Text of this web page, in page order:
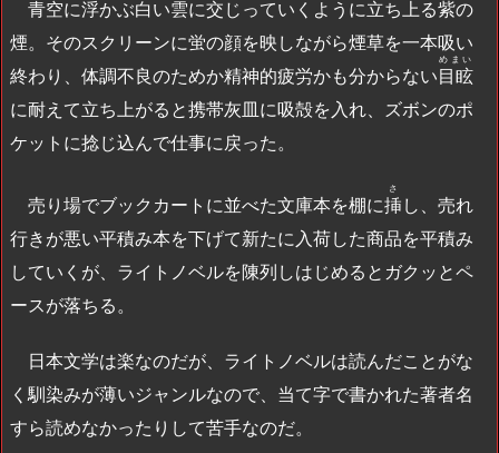
青空に浮かぶ白い雲に交じっていくように立ち上る紫の
煙。そのスクリーンに蛍の顔を映しながら煙草を一本吸い
終わり、体調不良のためか精神的疲労かも分からない目眩
めまい
に耐えて立ち上がると携帯灰皿に吸殻を入れ、ズボンのポ
ケットに捻じ込んで仕事に戻った。
売り場でブックカートに並べた文庫本を棚に挿
さ
し、売れ
行きが悪い平積み本を下げて新たに入荷した商品を平積み
していくが、ライトノベルを陳列しはじめるとガクッとペ
ースが落ちる。
日本文学は楽なのだが、ライトノベルは読んだことがな
く馴染みが薄いジャンルなので、当て字で書かれた著者名
すら読めなかったりして苦手なのだ。